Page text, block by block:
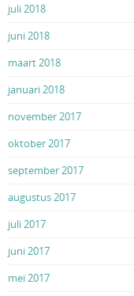
juli 2018
juni 2018
maart 2018
januari 2018
november 2017
oktober 2017
september 2017
augustus 2017
juli 2017
juni 2017
mei 2017